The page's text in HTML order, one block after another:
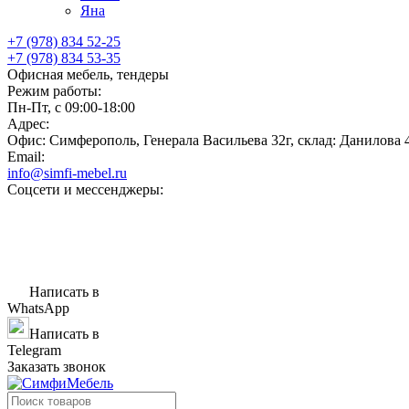
Яна
+7 (978) 834 52-25
+7 (978) 834 53-35
Офисная мебель, тендеры
Режим работы:
Пн-Пт, с 09:00-18:00
Адрес:
Офис: Симферополь, Генерала Васильева 32г, склад: Данилова
Email:
info@simfi-mebel.ru
Соцсети и мессенджеры:
Написать в
WhatsApp
Написать в
Telegram
Заказать звонок